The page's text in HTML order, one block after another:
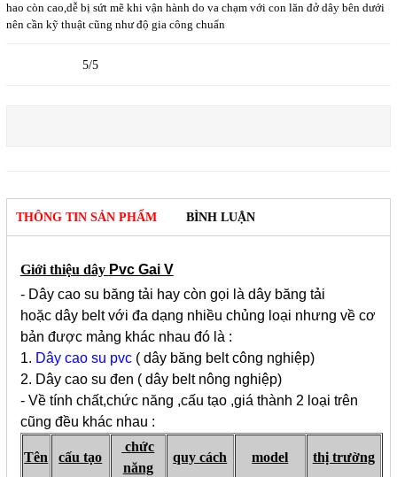
hao còn cao,dễ bị sứt mẽ khi vận hành do va chạm với con lăn đở dây bên dưới
nên cần kỹ thuật cũng như độ gia công chuẩn
5/5
THÔNG TIN SẢN PHẨM BÌNH LUẬN
Giới thiệu dây Pvc Gai V
- Dây cao su băng tải hay còn gọi là dây băng tải
hoặc dây belt với đa dạng nhiều chủng loại nhưng về cơ
bản được mảng khác nhau đó là :
1. Dây cao su pvc( dây băng belt công nghiệp)
2. Dây cao su đen ( dây belt nông nghiệp)
- Về tính chất,chức năng ,cấu tạo ,giá thành 2 loại trên
cũng đều khác nhau :
Tên cấu tạo
chức
năng
quy cách model thị trường